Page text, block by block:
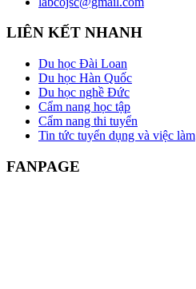
LIÊN KẾT NHANH
Du học Đài Loan
Du học Hàn Quốc
Du học nghề Đức
Cẩm nang học tập
Cẩm nang thi tuyển
Tin tức tuyển dụng và việc làm
FANPAGE